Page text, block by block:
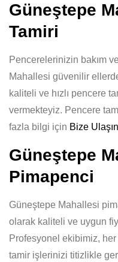
Güneştepe
Tamiri
Pencerelerinizin bakım
Mahallesi güvenilir
kaliteli ve hızlı pencere
vermekteyiz. Pencere
fazla bilgi için Bize Ulaşın
Güneştepe
Pimapenci
Güneştepe Mahallesi
olarak kaliteli ve uygun
Profesyonel ekibimiz,
tamir işlerinizi titizlikle